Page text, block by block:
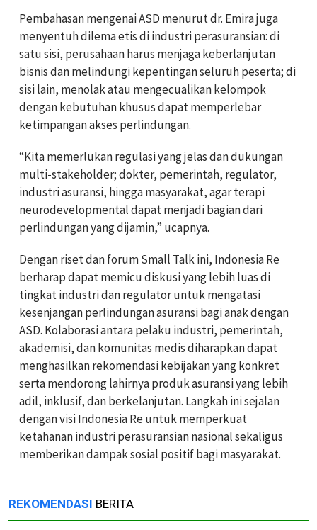
Pembahasan mengenai ASD menurut dr. Emira juga
menyentuh dilema etis di industri perasuransian: di
satu sisi, perusahaan harus menjaga keberlanjutan
bisnis dan melindungi kepentingan seluruh peserta; di
sisi lain, menolak atau mengecualikan kelompok
dengan kebutuhan khusus dapat memperlebar
ketimpangan akses perlindungan.
“Kita memerlukan regulasi yang jelas dan dukungan
multi-stakeholder; dokter, pemerintah, regulator,
industri asuransi, hingga masyarakat, agar terapi
neurodevelopmental dapat menjadi bagian dari
perlindungan yang dijamin,” ucapnya.
Dengan riset dan forum Small Talk ini, Indonesia Re
berharap dapat memicu diskusi yang lebih luas di
tingkat industri dan regulator untuk mengatasi
kesenjangan perlindungan asuransi bagi anak dengan
ASD. Kolaborasi antara pelaku industri, pemerintah,
akademisi, dan komunitas medis diharapkan dapat
menghasilkan rekomendasi kebijakan yang konkret
serta mendorong lahirnya produk asuransi yang lebih
adil, inklusif, dan berkelanjutan. Langkah ini sejalan
dengan visi Indonesia Re untuk memperkuat
ketahanan industri perasuransian nasional sekaligus
memberikan dampak sosial positif bagi masyarakat.
REKOMENDASI BERITA